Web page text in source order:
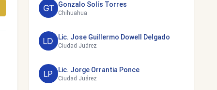
Gonzalo Solís Torres
Chihuahua
Lic. Jose Guillermo Dowell Delgado
Ciudad Juárez
Lic. Jorge Orrantia Ponce
Ciudad Juárez